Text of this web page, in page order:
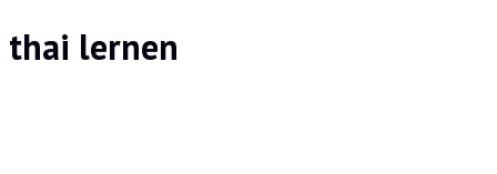
thai lernen